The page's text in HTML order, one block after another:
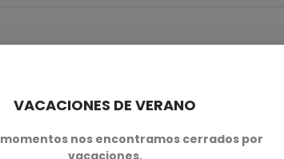
también
VACACIONES DE VERANO
momentos nos encontramos cerrados por
vacaciones.